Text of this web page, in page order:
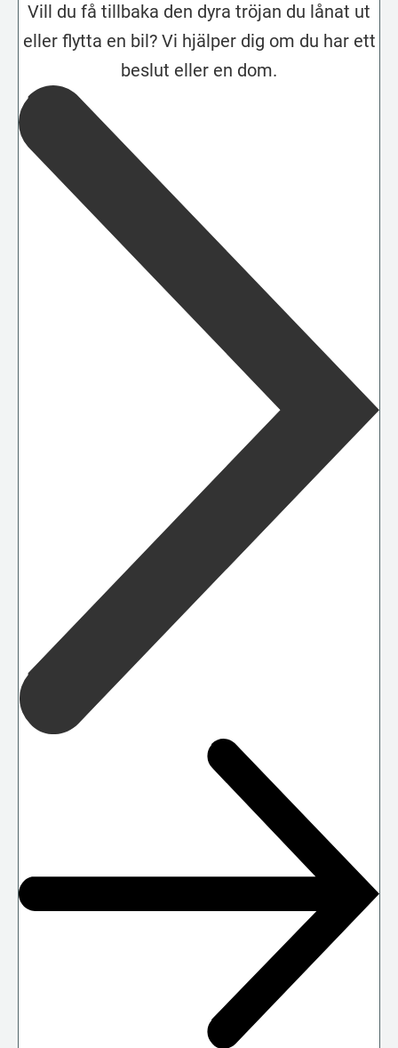
Vill du få tillbaka den dyra tröjan du lånat ut
eller flytta en bil? Vi hjälper dig om du har ett
beslut eller en dom.